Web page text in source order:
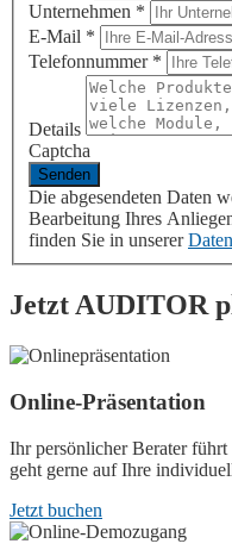
Unternehmen *
E-Mail *
Telefonnummer *
Details
Captcha
Die abgesendeten Daten
Bearbeitung Ihres
finden Sie in unserer
Jetzt AUDITOR
Online-Präsentation
Ihr persönlicher Berater
geht gerne auf Ihre
Jetzt buchen